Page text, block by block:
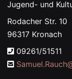
Jugend- und
Rodacher Str. 10
96317 Kronach
09261/51511